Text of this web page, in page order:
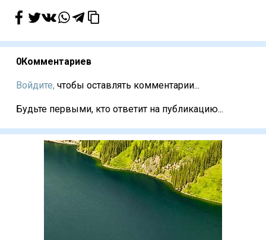
0Комментариев
Войдите, чтобы оставлять комментарии...
Будьте первыми, кто ответит на публикацию...